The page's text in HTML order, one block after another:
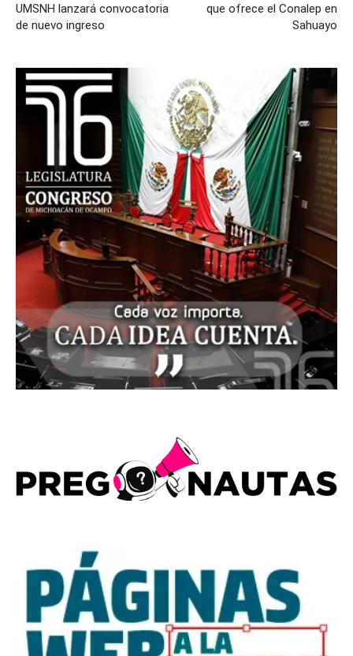
UMSNH lanzará convocatoria
de nuevo ingreso
que ofrece el Conalep en
Sahuayo